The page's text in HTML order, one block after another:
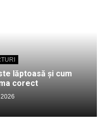
lăptoasă și cum
corect